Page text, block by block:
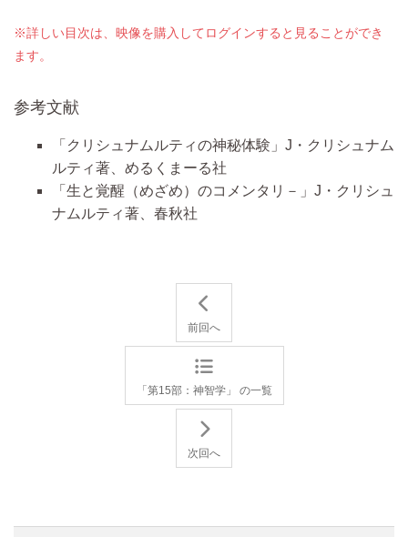
※詳しい目次は、映像を購入してログインすると見ることができ
ます。
参考文献
「クリシュナムルティの神秘体験」J・クリシュナム
ルティ著、めるくまーる社
「生と覚醒（めざめ）のコメンタリ－」J・クリシュ
ナムルティ著、春秋社
前回へ
「第15部：神智学」 の一覧
次回へ